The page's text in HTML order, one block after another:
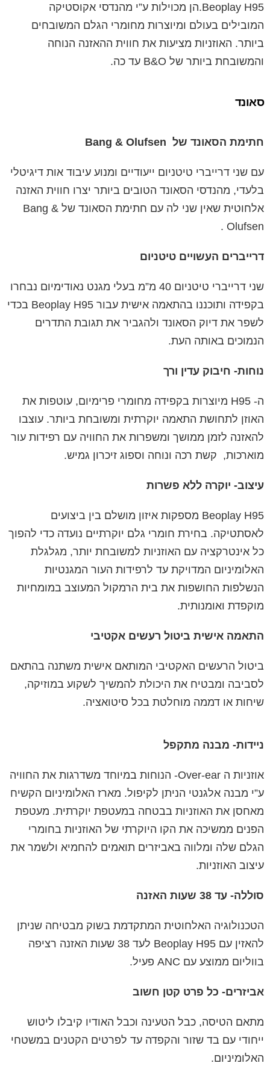
Beoplay H95.הן מכוילות ע”י מהנדסי אקוסטיקה
המובילים בעולם ומיוצרות מחומרי הגלם המשובחים
ביותר. האוזניות מציעות את חווית ההאזנה הנוחה
והמשובחת ביותר של B&O עד כה.
סאונד
חתימת הסאונד של Bang & Olufsen
עם שני דרייברי טיטניום ייעודיים ומנוע עיבוד אות דיגיטלי
בלעדי, מהנדסי הסאונד הטובים ביותר יצרו חווית האזנה
אלחוטית שאין שני לה עם חתימת הסאונד של Bang &
Olufsen .
דרייברים העשויים טיטניום
שני דרייברי טיטניום 40 מ”מ בעלי מגנט נאודימיום נבחרו
בקפידה ותוכננו בהתאמה אישית עבור Beoplay H95 בכדי
לשפר את דיוק הסאונד ולהגביר את תגובת התדרים
הנמוכים באותה העת.
נוחות- חיבוק עדין ורך
ה- H95 מיוצרות בקפידה מחומרי פרימיום, עוטפות את
האוזן לתחושת התאמה יוקרתית ומשובחת ביותר. עוצבו
להאזנה לזמן ממושך ומשפרות את החוויה עם רפידות עור
מוארכות, קשת רכה ונוחה וספוג זיכרון גמיש.
עיצוב- יוקרה ללא פשרות
Beoplay H95 מספקות איזון מושלם בין ביצועים
לאסתטיקה. בחירת חומרי גלם יוקרתיים נועדה כדי להפוך
כל אינטרקציה עם האוזניות למשובחת יותר, מגלגלת
האלומיניום המדויקת עד לרפידות העור המגנטיות
הנשלפות החושפות את בית הרמקול המעוצב במומחיות
מוקפדת ואומנותית.
התאמה אישית ביטול רעשים אקטיבי
ביטול הרעשים האקטיבי המותאם אישית משתנה בהתאם
לסביבה ומבטיח את היכולת להמשיך לשקוע במוזיקה,
שיחות או דממה מוחלטת בכל סיטואציה.
ניידות- מבנה מתקפל
אוזניות ה Over-ear- הנוחות במיוחד משדרגות את החוויה
ע”י מבנה אלגנטי הניתן לקיפול. מארז האלומיניום הקשיח
מאחסן את האוזניות בבטחה במעטפת יוקרתית. מעטפת
הפנים ממשיכה את הקו היוקרתי של האוזניות בחומרי
הגלם שלה ומלווה באביזרים תואמים להחמיא ולשמר את
עיצוב האוזניות.
סוללה- עד 38 שעות האזנה
הטכנולוגיה האלחוטית המתקדמת בשוק מבטיחה שניתן
להאזין עם Beoplay H95 לעד 38 שעות האזנה רציפה
בווליום ממוצע עם ANC פעיל.
אביזרים- כל פרט קטן חשוב
מתאם הטיסה, כבל הטעינה וכבל האודיו קיבלו ליטוש
ייחודי עם בד שזור והקפדה עד לפרטים הקטנים במשטחי
האלומיניום.